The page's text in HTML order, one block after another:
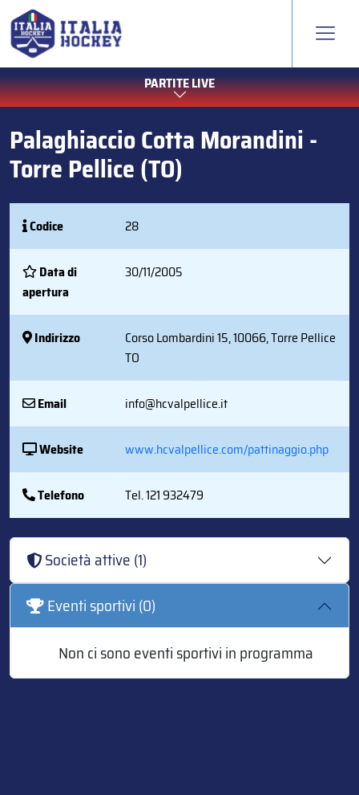
PARTITE LIVE
Palaghiaccio Cotta Morandini -
Torre Pellice (TO)
Codice 28
Data di
apertura
30/11/2005
Indirizzo
Corso Lombardini 15, 10066, Torre Pellice
TO
Email info@hcvalpellice.it
Website www.hcvalpellice.com/pattinaggio.php
Telefono Tel. 121 932479
Società attive (1)
Eventi sportivi (0)
Non ci sono eventi sportivi in programma